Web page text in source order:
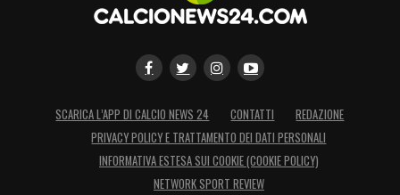
SCARICA L’APP DI CALCIO NEWS 24 CONTATTI
REDAZIONE
PRIVACY POLICY E TRATTAMENTO DEI DATI PERSONALI
INFORMATIVA ESTESA SUI COOKIE (COOKIE POLICY)
NETWORK SPORT REVIEW